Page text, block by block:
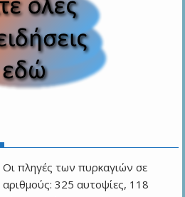
Οι πληγές των πυρκαγιών σε
αριθμούς: 325 αυτοψίες, 118